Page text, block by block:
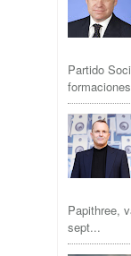
Partido
Papithree,
sept...